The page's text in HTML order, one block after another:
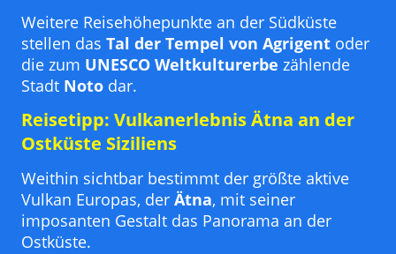
Weitere Reisehöhepunkte an der Südküste
stellen das Tal der Tempel von Agrigent oder
die zum UNESCO Weltkulturerbe zählende
Stadt Noto dar.
Reisetipp: Vulkanerlebnis Ätna an der
Ostküste Siziliens
Weithin sichtbar bestimmt der größte aktive
Vulkan Europas, der Ätna, mit seiner
imposanten Gestalt das Panorama an der
Ostküste.